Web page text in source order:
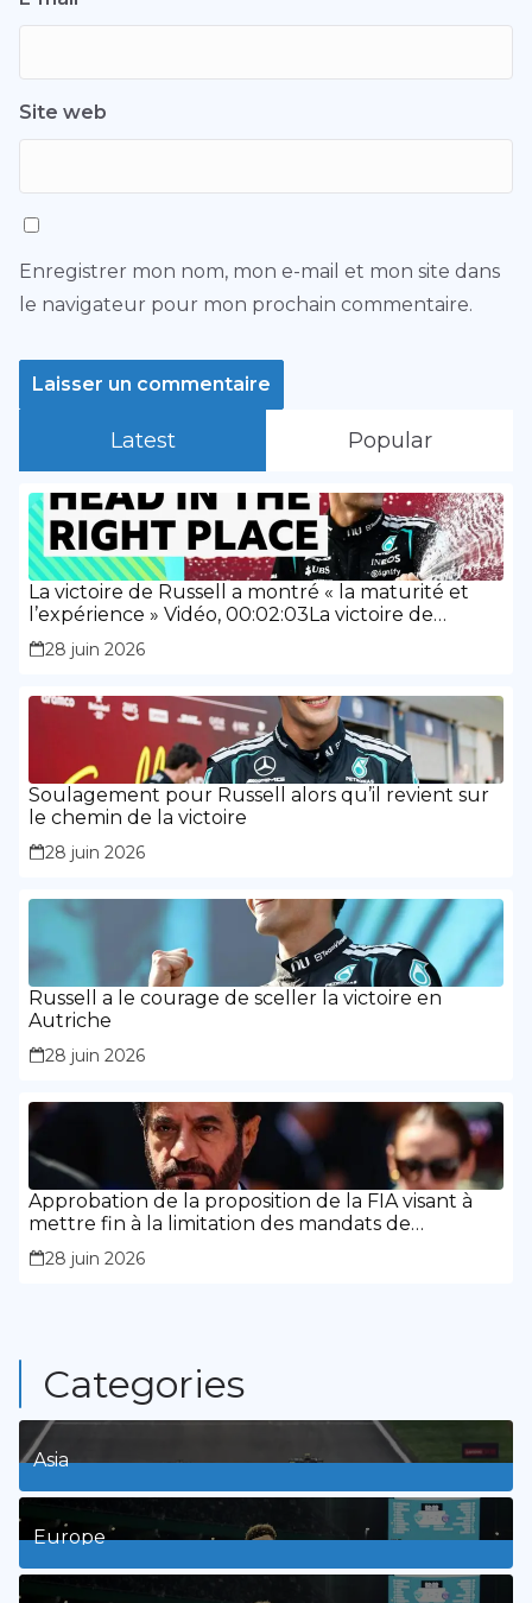
Site web
Enregistrer mon nom, mon e-mail et mon site dans
le navigateur pour mon prochain commentaire.
Latest Popular
La victoire de Russell a montré « la maturité et
l’expérience » Vidéo, 00:02:03La victoire de
Russell a montré « la maturité et l’expérience »
28 juin 2026
Soulagement pour Russell alors qu’il revient sur
le chemin de la victoire
28 juin 2026
Russell a le courage de sceller la victoire en
Autriche
28 juin 2026
Approbation de la proposition de la FIA visant à
mettre fin à la limitation des mandats de
présidence
28 juin 2026
Categories
Asia
1Posts
Europe
3Posts